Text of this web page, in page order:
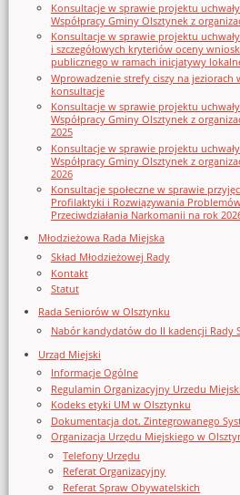
Konsultacje w sprawie projektu
Współpracy Gminy Olsztynek z
Konsultacje w sprawie projektu
i szczegółowych kryteriów oceny
publicznego w ramach inicjatywy
Wprowadzenie strefy ciszy na jeziorach
konsultacje
Konsultacje w sprawie projektu
Współpracy Gminy Olsztynek z
2025
Konsultacje w sprawie projektu
Współpracy Gminy Olsztynek z
2026
Konsultacje społeczne w sprawie
Profilaktyki i Rozwiązywania
Przeciwdziałania Narkomanii na rok
Młodzieżowa Rada Miejska
Skład Młodzieżowej Rady
Kontakt
Statut
Rada Seniorów w Olsztynku
Nabór kandydatów do II kadencji Rady
Urząd Miejski
Informacje Ogólne
Regulamin Organizacyjny Urzedu
Kodeks etyki UM w Olsztynku
Dokumentacja dot. Zintegrowanego
Organizacja Urzędu Miejskiego w
Telefony Urzędu
Referat Organizacyjny
Referat Spraw Obywatelskich